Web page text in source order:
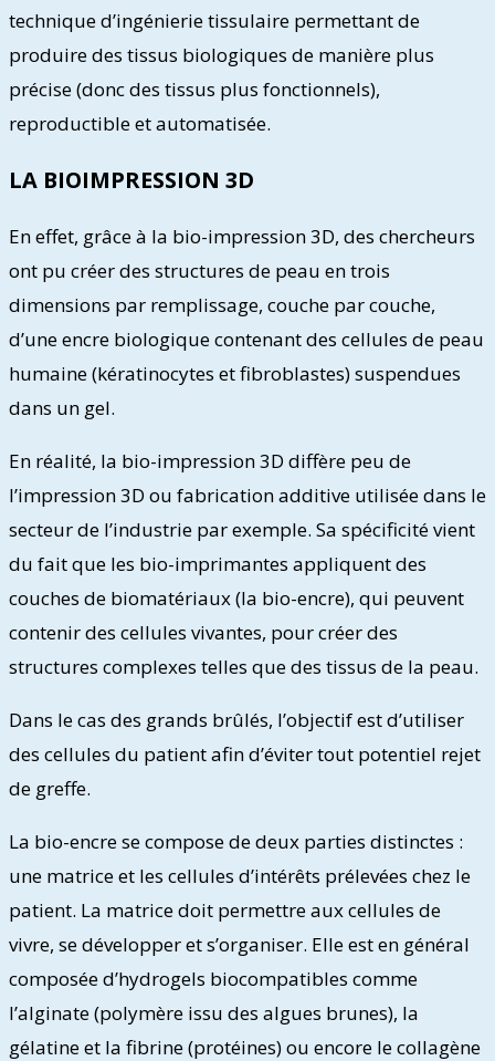
technique d’ingénierie tissulaire permettant de
produire des tissus biologiques de manière plus
précise (donc des tissus plus fonctionnels),
reproductible et automatisée.
LA BIOIMPRESSION 3D
En effet, grâce à la bio-impression 3D, des chercheurs
ont pu créer des structures de peau en trois
dimensions par remplissage, couche par couche,
d’une encre biologique contenant des cellules de peau
humaine (kératinocytes et fibroblastes) suspendues
dans un gel.
En réalité, la bio-impression 3D diffère peu de
l’impression 3D ou fabrication additive utilisée dans le
secteur de l’industrie par exemple. Sa spécificité vient
du fait que les bio-imprimantes appliquent des
couches de biomatériaux (la bio-encre), qui peuvent
contenir des cellules vivantes, pour créer des
structures complexes telles que des tissus de la peau.
Dans le cas des grands brûlés, l’objectif est d’utiliser
des cellules du patient afin d’éviter tout potentiel rejet
de greffe.
La bio-encre se compose de deux parties distinctes :
une matrice et les cellules d’intérêts prélevées chez le
patient. La matrice doit permettre aux cellules de
vivre, se développer et s’organiser. Elle est en général
composée d’hydrogels biocompatibles comme
l’alginate (polymère issu des algues brunes), la
gélatine et la fibrine (protéines) ou encore le collagène